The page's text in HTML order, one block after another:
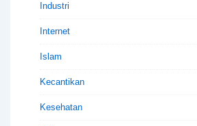
Industri
Internet
Islam
Kecantikan
Kesehatan